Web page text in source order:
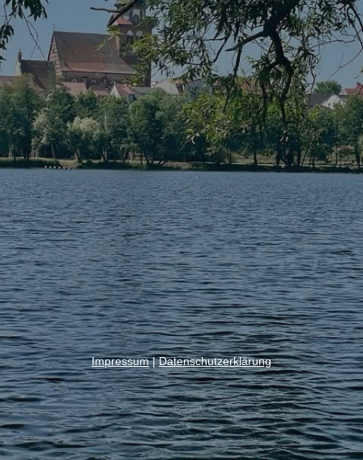
Impressum|Datenschutzerklärung